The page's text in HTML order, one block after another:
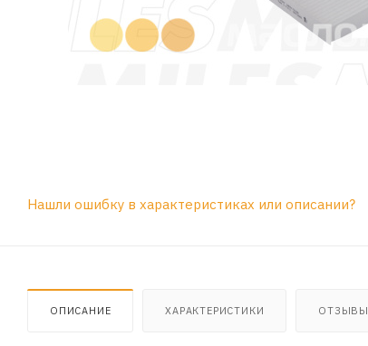
Нашли ошибку в характеристиках или описании?
ОПИСАНИЕ ХАРАКТЕРИСТИКИ ОТЗЫВЫ